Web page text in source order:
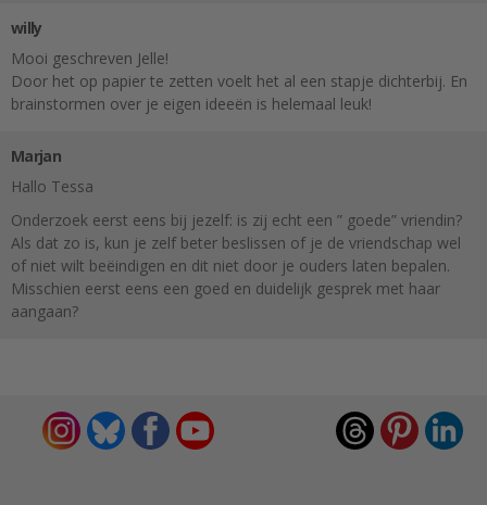
willy
Mooi geschreven Jelle!
Door het op papier te zetten voelt het al een stapje dichterbij. En
brainstormen over je eigen ideeën is helemaal leuk!
Marjan
Hallo Tessa
Onderzoek eerst eens bij jezelf: is zij echt een ” goede” vriendin?
Als dat zo is, kun je zelf beter beslissen of je de vriendschap wel
of niet wilt beëindigen en dit niet door je ouders laten bepalen.
Misschien eerst eens een goed en duidelijk gesprek met haar
aangaan?